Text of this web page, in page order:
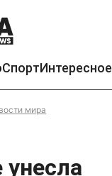
СпортИнтересное
мира